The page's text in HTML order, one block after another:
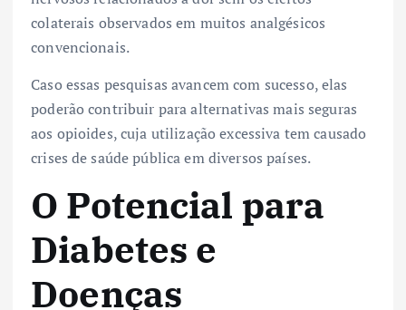
colaterais observados em muitos analgésicos
convencionais.
Caso essas pesquisas avancem com sucesso, elas
poderão contribuir para alternativas mais seguras
aos opioides, cuja utilização excessiva tem causado
crises de saúde pública em diversos países.
O Potencial para
Diabetes e
Doenças